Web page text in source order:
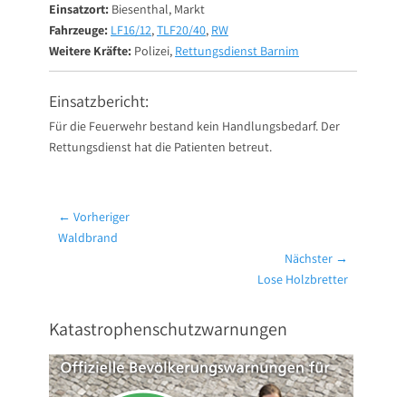
Einsatzort: Biesenthal, Markt
Fahrzeuge: LF16/12,TLF20/40, RW
Weitere Kräfte: Polizei, Rettungsdienst Barnim
Einsatzbericht:
Für die Feuerwehr bestand kein Handlungsbedarf. Der
Rettungsdienst hat die Patienten betreut.
Beitragsnavigation
← Vorheriger
Vorheriger
Waldbrand
Nächster →
Lose Holzbretter
Katastrophenschutzwarnungen